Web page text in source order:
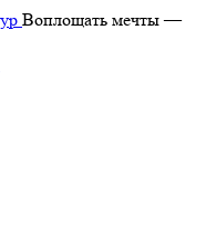
Воплощать мечты —